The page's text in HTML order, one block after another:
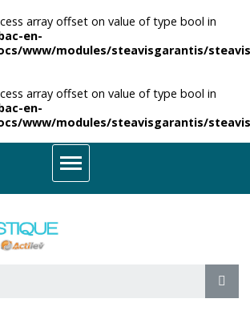
array offset on value of type bool in
en-
www/modules/steavisgarantis/
array offset on value of type bool in
en-
www/modules/steavisgarantis/